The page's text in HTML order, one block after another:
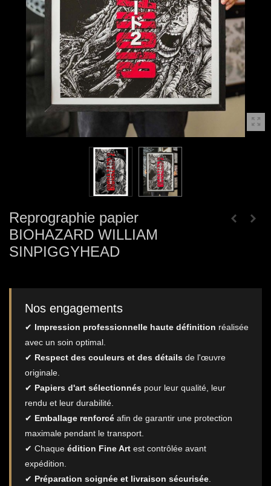
Reprographie papier
BIOHAZARD WILLIAM
SINPIGGYHEAD
Nos engagements
✔ Impression professionnelle haute définition réalisée
avec un soin optimal.
✔ Respect des couleurs et des détails de l'œuvre
originale.
✔ Papiers d'art sélectionnés pour leur qualité, leur
rendu et leur durabilité.
✔ Emballage renforcé afin de garantir une protection
maximale pendant le transport.
✔ Chaque édition Fine Art est contrôlée avant
expédition.
✔ Préparation soignée et livraison sécurisée